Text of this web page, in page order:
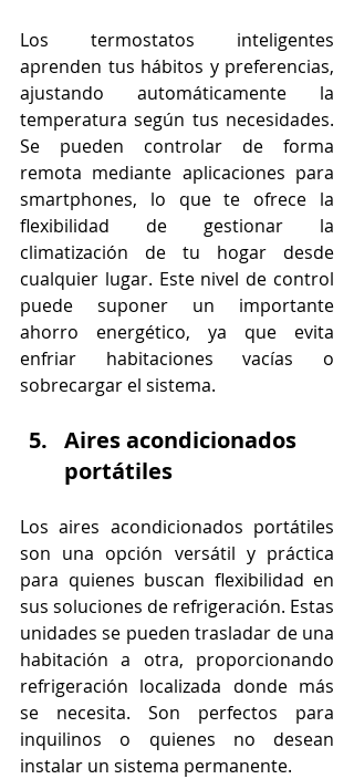
Los termostatos inteligentes
aprenden tus hábitos y preferencias,
ajustando automáticamente la
temperatura según tus necesidades.
Se pueden controlar de forma
remota mediante aplicaciones para
smartphones, lo que te ofrece la
flexibilidad de gestionar la
climatización de tu hogar desde
cualquier lugar. Este nivel de control
puede suponer un importante
ahorro energético, ya que evita
enfriar habitaciones vacías o
sobrecargar el sistema.
Aires acondicionados
portátiles
Los aires acondicionados portátiles
son una opción versátil y práctica
para quienes buscan flexibilidad en
sus soluciones de refrigeración. Estas
unidades se pueden trasladar de una
habitación a otra, proporcionando
refrigeración localizada donde más
se necesita. Son perfectos para
inquilinos o quienes no desean
instalar un sistema permanente.